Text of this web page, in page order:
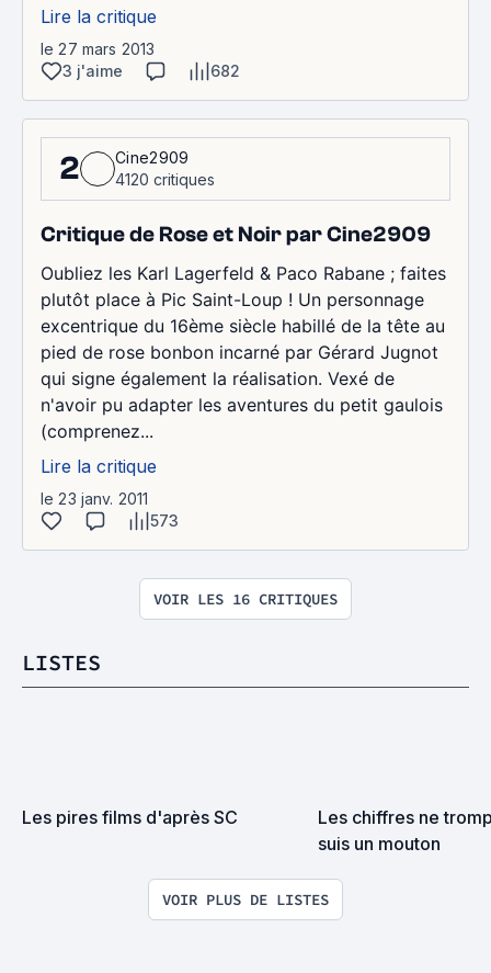
Lire la critique
le 27 mars 2013
3 j'aime
682
2
Cine2909
4120 critiques
Critique de Rose et Noir par Cine2909
Oubliez les Karl Lagerfeld & Paco Rabane ; faites
plutôt place à Pic Saint-Loup ! Un personnage
excentrique du 16ème siècle habillé de la tête au
pied de rose bonbon incarné par Gérard Jugnot
qui signe également la réalisation. Vexé de
n'avoir pu adapter les aventures du petit gaulois
(comprenez...
Lire la critique
le 23 janv. 2011
573
VOIR LES 16 CRITIQUES
LISTES
Les pires films d'après SC
Les chiffres ne
suis un mouton
VOIR PLUS DE LISTES